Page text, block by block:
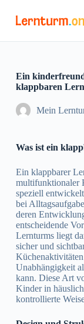
u
I
n
Ein
klappbaren
Mein
Was ist ein
Ein klappbarer
multifunktionaler
speziell
bei
deren
entscheidende
Lernturms liegt
sicher und
Unabhängigkeit
kann. Diese Art
Kinder in
kontrollierte